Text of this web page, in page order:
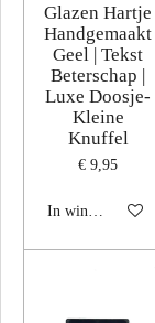
Glazen Hartje
Handgemaakt
Geel | Tekst
Beterschap |
Luxe Doosje-
Kleine
Knuffel
€ 9,95
In winkelwagen